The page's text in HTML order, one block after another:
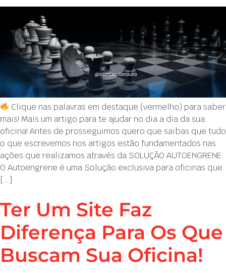
Clique nas palavras em destaque (vermelho) para saber
mais! Mais um artigo para te ajudar no dia a dia da sua
oficina! Antes de prosseguimos quero que saibas que tudo
o que escrevemos nos artigos estão fundamentados nas
ações que realizamos através da SOLUÇÃO AUTOENGRENE.
O Autoengrene é uma Solução exclusiva para oficinas que
[…]
Ter Um Site Faz
Diferença Para Os Que
Buscam Sua Oficina!